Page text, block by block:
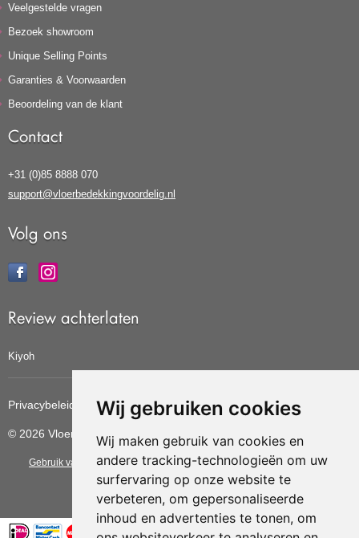
Wij gebruiken cookies
Wij maken gebruik van cookies en
andere tracking-technologieën om uw
surfervaring op onze website te
verbeteren, om gepersonaliseerde
inhoud en advertenties te tonen, om
Veelgestelde vragen
Bezoek showroom
Unique Selling Points
Garanties & Voorwaarden
Beoordeling van de klant
Contact
+31 (0)85 8888 070
support@vloerbedekkingvoordelig.nl
Volg ons
Review achterlaten
Kiyoh
Privacybeleid Cookiebeleid Update cookies voorkeuren
© 2026 Vloerbedekkingvoordelig
Gebruik van deze site betekent dat u dealgemene voorwaarden van CBW